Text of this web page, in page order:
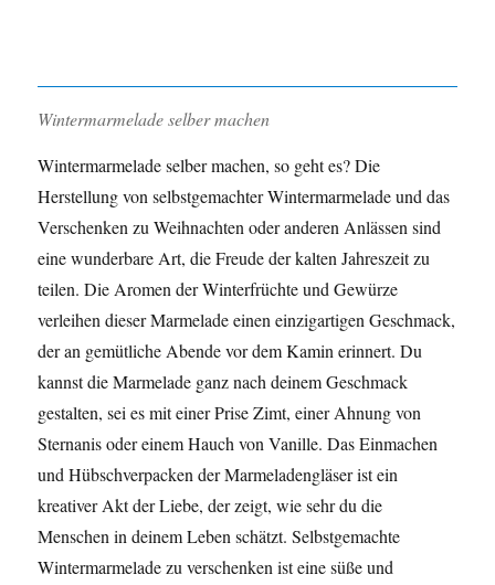
Wintermarmelade selber machen
Wintermarmelade selber machen, so geht es? Die
Herstellung von selbstgemachter Wintermarmelade und das
Verschenken zu Weihnachten oder anderen Anlässen sind
eine wunderbare Art, die Freude der kalten Jahreszeit zu
teilen. Die Aromen der Winterfrüchte und Gewürze
verleihen dieser Marmelade einen einzigartigen Geschmack,
der an gemütliche Abende vor dem Kamin erinnert. Du
kannst die Marmelade ganz nach deinem Geschmack
gestalten, sei es mit einer Prise Zimt, einer Ahnung von
Sternanis oder einem Hauch von Vanille. Das Einmachen
und Hübschverpacken der Marmeladengläser ist ein
kreativer Akt der Liebe, der zeigt, wie sehr du die
Menschen in deinem Leben schätzt. Selbstgemachte
Wintermarmelade zu verschenken ist eine süße und